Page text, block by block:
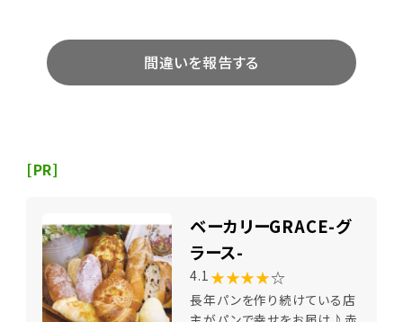
間違いを報告する
[PR]
ベーカリーGRACE-グ
ラース-
4.1 ★★★★☆
長年パンを作り続けている店